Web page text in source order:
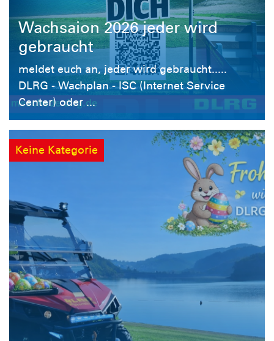
Wachsaion 2026 jeder wird
gebraucht
meldet euch an, jeder wird gebraucht.....
DLRG - Wachplan - ISC (Internet Service
Center) oder ...
Keine Kategorie